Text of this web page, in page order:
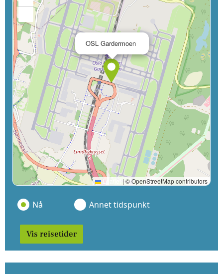
OSL Gardermoen
Leaflet | © OpenStreetMap contributors
Nå Annet tidspunkt
Vis reisetider